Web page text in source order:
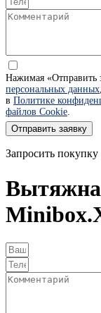
Нажимая «Отправить
персональных данных
в Политике
файлов Cookie.
Отправить заявку
Запросить покупку